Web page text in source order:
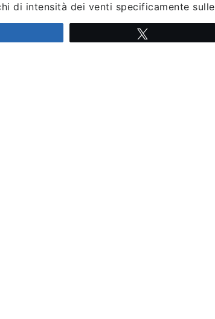
di intensità dei venti specificamente sulle
al flusso prevalente da NW.